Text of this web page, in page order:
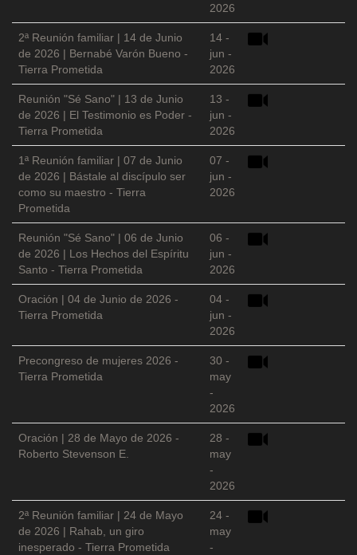
2026
2ª Reunión familiar | 14 de Junio
de 2026 | Bernabé Varón Bueno -
Tierra Prometida
14 -
jun -
2026
Reunión "Sé Sano" | 13 de Junio
de 2026 | El Testimonio es Poder -
Tierra Prometida
13 -
jun -
2026
1ª Reunión familiar | 07 de Junio
de 2026 | Bástale al discípulo ser
como su maestro - Tierra
Prometida
07 -
jun -
2026
Reunión "Sé Sano" | 06 de Junio
de 2026 | Los Hechos del Espíritu
Santo - Tierra Prometida
06 -
jun -
2026
Oración | 04 de Junio de 2026 -
Tierra Prometida
04 -
jun -
2026
Precongreso de mujeres 2026 -
Tierra Prometida
30 -
may
-
2026
Oración | 28 de Mayo de 2026 -
Roberto Stevenson E.
28 -
may
-
2026
2ª Reunión familiar | 24 de Mayo
de 2026 | Rahab, un giro
inesperado - Tierra Prometida
24 -
may
-